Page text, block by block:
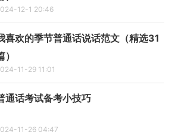
12-1 20:46
喜欢的季节普通话说话范文（精选31
）
11-29 11:01
通话考试备考小技巧
11-26 04:47